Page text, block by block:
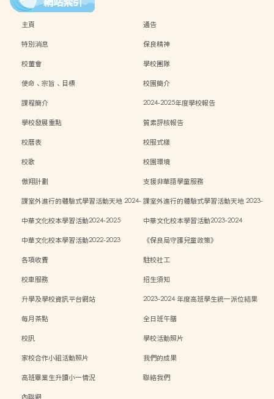
主頁
通告
特別消息
保良精神
校董會
學校團隊
使命、宗旨、目標
校園簡介
課程簡介
2024-2025年度學校報告
學校發展重點
質素評核報告
校曆表
校服式樣
校歌
校園環境
傲翔計劃
支援非華語學童服務
課室外進行的體驗式學習活動天地 2024-課室外進行的體驗式學習活動天地 2023-
中華文化校本學習活動2024-2025
中華文化校本學習活動2023-2024
中華文化校本學習活動2022-2023
《保良局守護兒童政策》
各項收費
駐校社工
校車服務
招生須知
升學及學校資訊平台網站
2023-2024 年度高班學生統一派位結果
每月茶點
全日班午膳
校訊
學校活動照片
家校合作小組活動照片
我們的成果
高班畢業生升讀小一情況
聯絡我們